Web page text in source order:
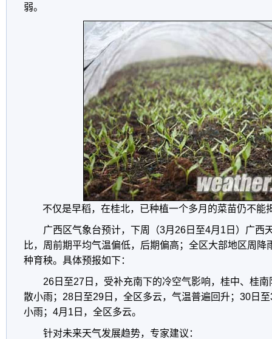
弱。
不仅是早稻，在桂北，已种植一个多月的菜苗仍不能
广西区气象台预计，下周（3月26日至4月1日）广西
比，周前期平均气温偏低，后期偏高；全区大部地区周降
种育秧。具体预报如下：
26日至27日，受补充南下的冷空气影响，桂中、桂
散小雨；28日至29日，全区多云，气温普遍回升；30日
小雨；4月1日，全区多云。
针对未来天气发展趋势，专家建议：